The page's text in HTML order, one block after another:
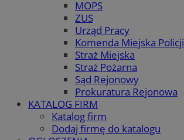
MOPS
ZUS
Urząd Pracy
Komenda Miejska Policji
Straż Miejska
Straż Pożarna
Sąd Rejonowy
Prokuratura Rejonowa
KATALOG FIRM
Katalog firm
Dodaj firmę do katalogu